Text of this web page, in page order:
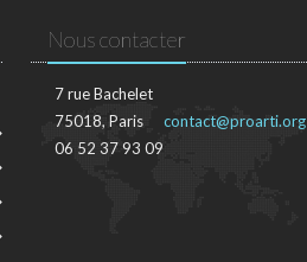
Nous contacter
7 rue Bachelet
75018, Paris
06 52 37 93 09
contact@proarti.org